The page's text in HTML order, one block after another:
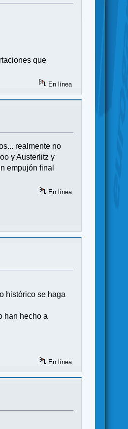
que
En línea
realmente no
y Austerlitz y
empujón final
En línea
histórico se haga
han hecho a
En línea